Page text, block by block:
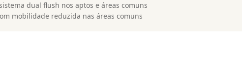
dual flush nos aptos e áreas comuns
mobilidade reduzida nas áreas comuns